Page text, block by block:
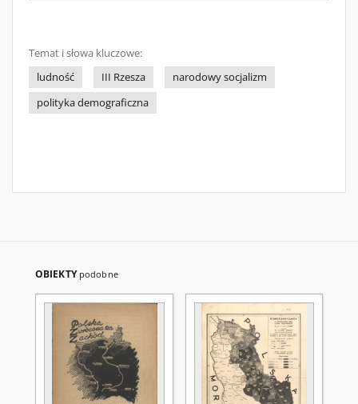
Temat i słowa kluczowe:
ludność
III Rzesza
narodowy socjalizm
polityka demograficzna
OBIEKTY podobne